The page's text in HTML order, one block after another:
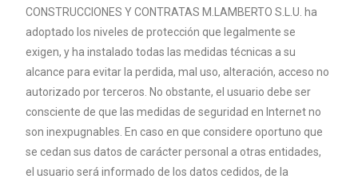
CONSTRUCCIONES Y CONTRATAS M.LAMBERTO S.L.U. ha
adoptado los niveles de protección que legalmente se
exigen, y ha instalado todas las medidas técnicas a su
alcance para evitar la perdida, mal uso, alteración, acceso no
autorizado por terceros. No obstante, el usuario debe ser
consciente de que las medidas de seguridad en Internet no
son inexpugnables. En caso en que considere oportuno que
se cedan sus datos de carácter personal a otras entidades,
el usuario será informado de los datos cedidos, de la